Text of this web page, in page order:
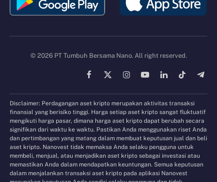
© 2026 PT Tumbuh Bersama Nano. All right reserved.
Facebook
X
InstagramYouTubeLinkedInTikTok
Disclaimer: Perdagangan aset kripto merupakan aktivitas transaksi
finansial yang berisiko tinggi. Harga setiap aset kripto sangat fluktuatif
mengikuti harga pasar, dimana harga aset kripto dapat berubah secara
signifikan dari waktu ke waktu. Pastikan Anda menggunakan riset Anda
dan pertimbangan yang matang dalam membuat keputusan jual dan beli
aset kripto. Nanovest tidak memaksa Anda selaku pengguna untuk
membeli, menjual, atau menjadikan aset kripto sebagai investasi atau
memastikan Anda dalam mendapatkan keuntungan. Semua keputusan
dalam menjalankan transaksi aset kripto pada aplikasi Nanovest